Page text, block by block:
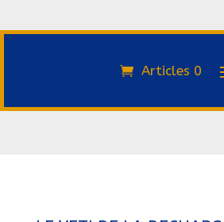
Articles 0